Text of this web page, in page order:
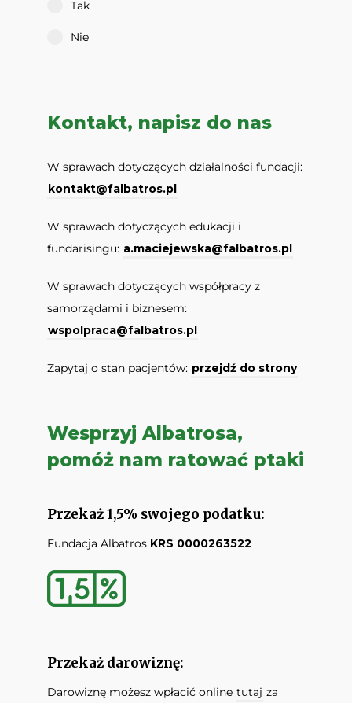
Tak
Nie
Kontakt, napisz do nas
W sprawach dotyczących działalności fundacji:
kontakt@falbatros.pl
W sprawach dotyczących edukacji i
fundarisingu: a.maciejewska@falbatros.pl
W sprawach dotyczących współpracy z
samorządami i biznesem:
wspolpraca@falbatros.pl
Zapytaj o stan pacjentów: przejdź do strony
Wesprzyj Albatrosa,
pomóż nam ratować ptaki
Przekaż 1,5% swojego podatku:
Fundacja Albatros KRS 0000263522
Przekaż darowiznę:
Darowiznę możesz wpłacić online tutaj za